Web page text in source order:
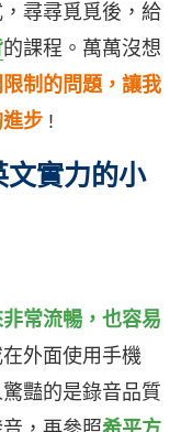
尋尋覓覓後，給
的課程。萬萬沒想
制的問題，讓我
步 !
文實力的小
常流暢，也容易
外面使用手機
豔的是錄音品質